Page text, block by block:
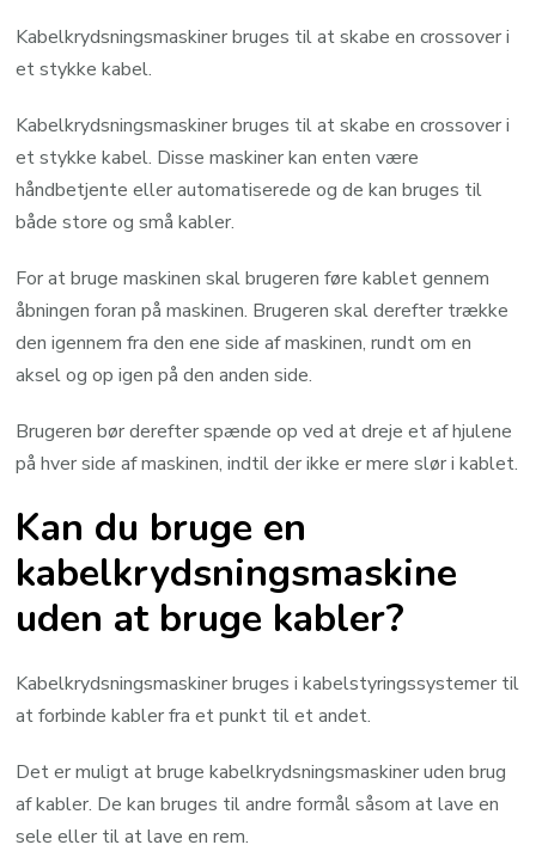
Kabelkrydsningsmaskiner bruges til at skabe en crossover i
et stykke kabel.
Kabelkrydsningsmaskiner bruges til at skabe en crossover i
et stykke kabel. Disse maskiner kan enten være
håndbetjente eller automatiserede og de kan bruges til
både store og små kabler.
For at bruge maskinen skal brugeren føre kablet gennem
åbningen foran på maskinen. Brugeren skal derefter trække
den igennem fra den ene side af maskinen, rundt om en
aksel og op igen på den anden side.
Brugeren bør derefter spænde op ved at dreje et af hjulene
på hver side af maskinen, indtil der ikke er mere slør i kablet.
Kan du bruge en
kabelkrydsningsmaskine
uden at bruge kabler?
Kabelkrydsningsmaskiner bruges i kabelstyringssystemer til
at forbinde kabler fra et punkt til et andet.
Det er muligt at bruge kabelkrydsningsmaskiner uden brug
af kabler. De kan bruges til andre formål såsom at lave en
sele eller til at lave en rem.